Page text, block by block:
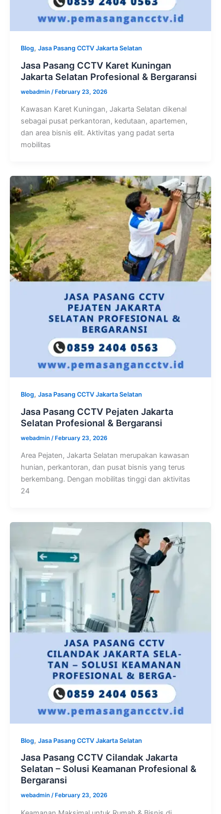
Blog, Jasa Pasang CCTV Jakarta Selatan
Jasa Pasang CCTV Karet Kuningan
Jakarta Selatan Profesional & Bergaransi
webadmin /February 23, 2026
Kawasan Karet Kuningan, Jakarta Selatan dikenal
sebagai pusat perkantoran, kedutaan, apartemen,
dan area bisnis elit. Aktivitas yang padat serta
mobilitas
Blog, Jasa Pasang CCTV Jakarta Selatan
Jasa Pasang CCTV Pejaten Jakarta
Selatan Profesional & Bergaransi
webadmin /February 23, 2026
Area Pejaten, Jakarta Selatan merupakan kawasan
hunian, perkantoran, dan pusat bisnis yang terus
berkembang. Dengan mobilitas tinggi dan aktivitas
24
Blog, Jasa Pasang CCTV Jakarta Selatan
Jasa Pasang CCTV Cilandak Jakarta
Selatan – Solusi Keamanan Profesional &
Bergaransi
webadmin / February 23, 2026